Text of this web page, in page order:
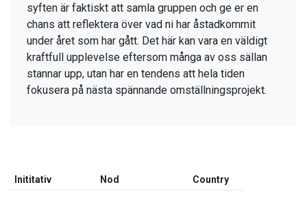
syften är faktiskt att samla gruppen och ge er en
chans att reflektera över vad ni har åstadkommit
under året som har gått. Det här kan vara en väldigt
kraftfull upplevelse eftersom många av oss sällan
stannar upp, utan har en tendens att hela tiden
fokusera på nästa spännande omställningsprojekt.
Inititativ Nod Country